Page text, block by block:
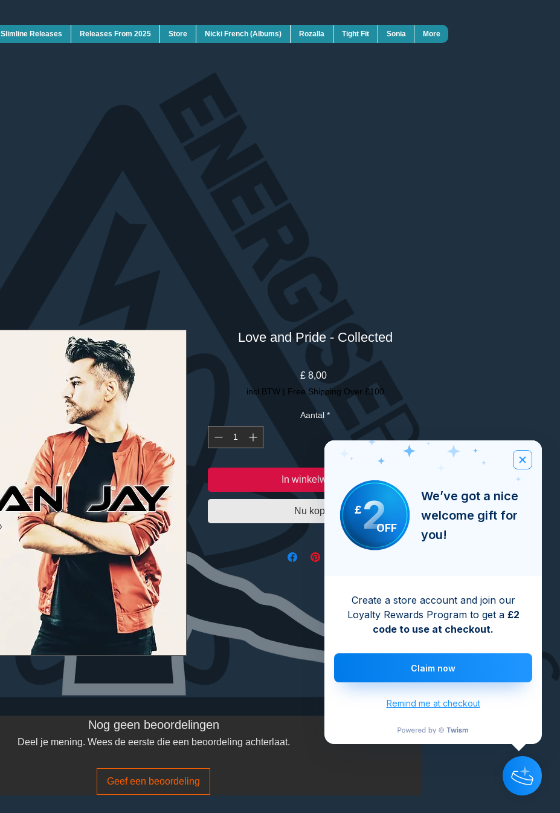
Slimline Releases Releases From 2025 Store Nicki French (Albums) Rozalla Tight Fit Sonia More
Love and Pride - Collected
£ 8,00Prijs
incl.BTW | Free Shipping Over £100
Aantal *
In winkelwagen
Nu kopen
Nog geen beoordelingen
Deel je mening. Wees de eerste die een beoordeling achterlaat.
Geef een beoordeling
£2OFF
We’ve got a nice
welcome gift for
you!
Create a store account and join our
Loyalty Rewards Program to get a £2
code to use at checkout.
Claim now
Remind me at checkout